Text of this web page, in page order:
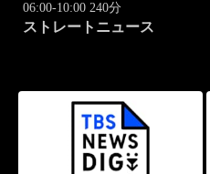
06:00-10:00 240分
ストレートニュース